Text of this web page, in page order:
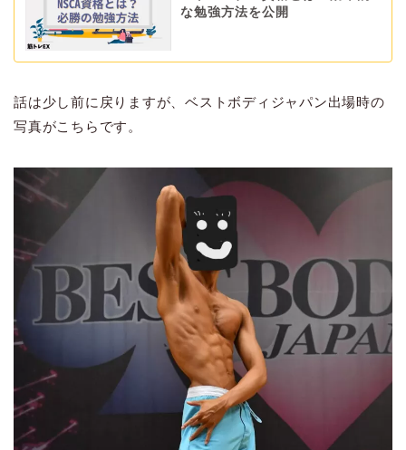
な勉強方法を公開
話は少し前に戻りますが、ベストボディジャパン出場時の
写真がこちらです。